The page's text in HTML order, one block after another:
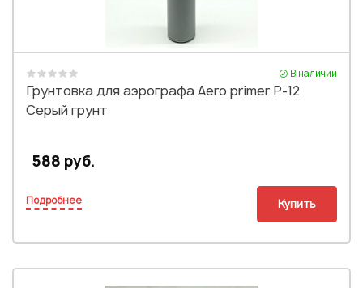
В наличии
Грунтовка для аэрографа Aero primer P-12
Серый грунт
588 руб.
Подробнее Купить